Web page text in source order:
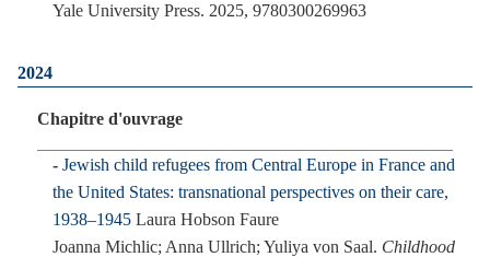
Yale University Press. 2025, 9780300269963
2024
Chapitre d'ouvrage
Jewish child refugees from Central Europe in France and
the United States: transnational perspectives on their care,
1938–1945 Laura Hobson Faure
Joanna Michlic; Anna Ullrich; Yuliya von Saal. Childhood